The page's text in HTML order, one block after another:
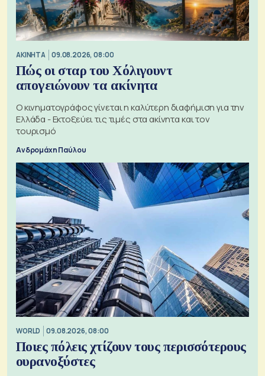
ΑΚΙΝΗΤΑ 09.08.2026, 08:00
Πώς οι σταρ του Χόλιγουντ
απογειώνουν τα ακίνητα
Ο κινηματογράφος γίνεται η καλύτερη διαφήμιση για την
Ελλάδα - Εκτοξεύει τις τιμές στα ακίνητα και τον
τουρισμό
Ανδρομάχη Παύλου
WORLD 09.08.2026, 08:00
Ποιες πόλεις χτίζουν τους περισσότερους
ουρανοξύστες